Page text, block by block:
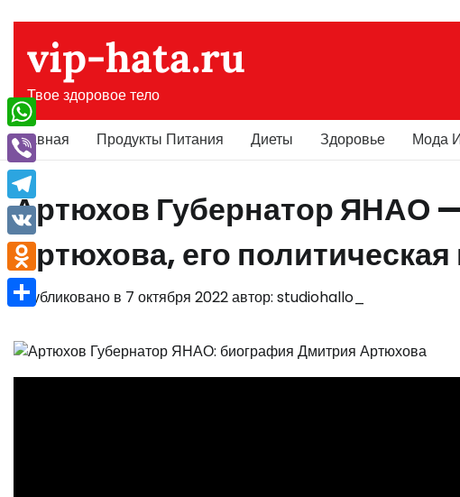
содержимому
vip-hata.ru
Твое здоровое тело
Главная Продукты Питания Диеты Здоровье Мода
Артюхов Губернатор ЯНАО
Артюхова, его
Опубликовано в 7 октября 2022автор: studiohallo_
WhatsApp
Viber
Telegram
VK
Odnoklassniki